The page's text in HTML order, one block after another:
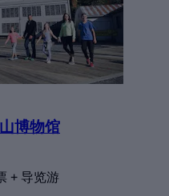
博物馆
+ 导览游